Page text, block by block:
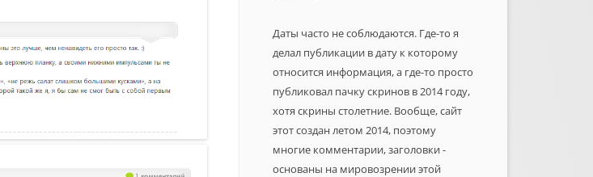
Даты часто не соблюдаются. Где-то я
делал публикации в дату к которому
относится информация, а где-то просто
публиковал пачку скринов в 2014 году,
хотя скрины столетние. Вообще, сайт
этот создан летом 2014, поэтому
многие комментарии, заголовки -
основаны на мировозрении этой